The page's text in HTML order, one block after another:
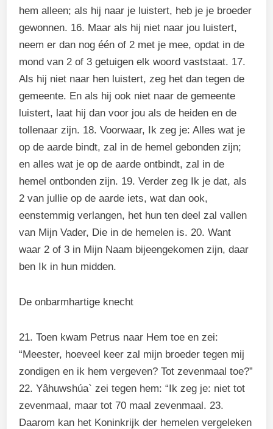
hem alleen; als hij naar je luistert, heb je je broeder
gewonnen. 16. Maar als hij niet naar jou luistert,
neem er dan nog één of 2 met je mee, opdat in de
mond van 2 of 3 getuigen elk woord vaststaat. 17.
Als hij niet naar hen luistert, zeg het dan tegen de
gemeente. En als hij ook niet naar de gemeente
luistert, laat hij dan voor jou als de heiden en de
tollenaar zijn. 18. Voorwaar, Ik zeg je: Alles wat je
op de aarde bindt, zal in de hemel gebonden zijn;
en alles wat je op de aarde ontbindt, zal in de
hemel ontbonden zijn. 19. Verder zeg Ik je dat, als
2 van jullie op de aarde iets, wat dan ook,
eenstemmig verlangen, het hun ten deel zal vallen
van Mijn Vader, Die in de hemelen is. 20. Want
waar 2 of 3 in Mijn Naam bijeengekomen zijn, daar
ben Ik in hun midden.
De onbarmhartige knecht
21. Toen kwam Petrus naar Hem toe en zei:
“Meester, hoeveel keer zal mijn broeder tegen mij
zondigen en ik hem vergeven? Tot zevenmaal toe?”
22. Yâhuwshúa` zei tegen hem: “Ik zeg je: niet tot
zevenmaal, maar tot 70 maal zevenmaal. 23.
Daarom kan het Koninkrijk der hemelen vergeleken